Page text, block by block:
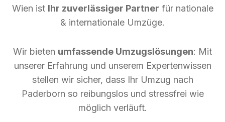
Wien ist Ihr zuverlässiger Partner für nationale
& internationale Umzüge.
Wir bieten umfassende Umzugslösungen: Mit
unserer Erfahrung und unserem Expertenwissen
stellen wir sicher, dass Ihr Umzug nach
Paderborn so reibungslos und stressfrei wie
möglich verläuft.